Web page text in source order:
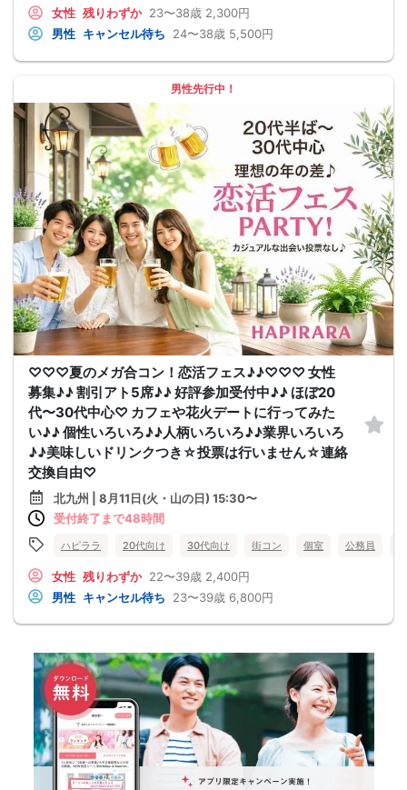
女性 残りわずか 23〜38歳 2,300円
男性 キャンセル待ち 24〜38歳 5,500円
男性先行中！
♡♡♡夏のメガ合コン！恋活フェス♪♪♡♡♡ 女性
募集♪♪ 割引アト5席♪♪ 好評参加受付中♪♪ ほぼ20
代〜30代中心♡ カフェや花火デートに行ってみた
い♪♪ 個性いろいろ♪♪人柄いろいろ♪♪業界いろいろ
♪♪美味しいドリンクつき☆投票は行いません☆連絡
交換自由♡
北九州 | 8月11日(火・山の日) 15:30〜
受付終了まで48時間
ハピララ 20代向け 30代向け 街コン 個室 公務員
女性 残りわずか 22〜39歳 2,400円
男性 キャンセル待ち 23〜39歳 6,800円